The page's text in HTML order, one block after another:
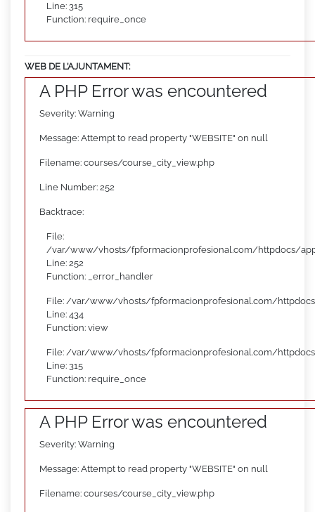
Line: 315
Function: require_once
WEB DE L’AJUNTAMENT:
A PHP Error was encountered
Severity: Warning
Message: Attempt to read property "WEBSITE" on null
Filename: courses/course_city_view.php
Line Number: 252
Backtrace:
File:
/var/www/vhosts/fpformacionprofesional.com/httpdocs/
Line: 252
Function: _error_handler
File: /var/www/vhosts/fpformacionprofesional.com/
Line: 434
Function: view
File: /var/www/vhosts/fpformacionprofesional.com/
Line: 315
Function: require_once
A PHP Error was encountered
Severity: Warning
Message: Attempt to read property "WEBSITE" on null
Filename: courses/course_city_view.php